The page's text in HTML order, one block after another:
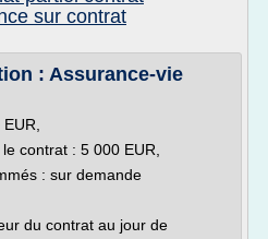
sur contrat
: Assurance-vie
contrat : 5 000 EUR,
: sur demande
du contrat au jour de